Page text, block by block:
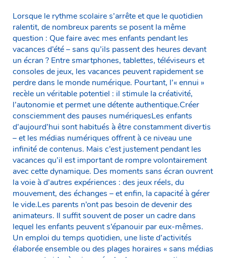
Lorsque le rythme scolaire s’arrête et que le quotidien
ralentit, de nombreux parents se posent la même
question : Que faire avec mes enfants pendant les
vacances d’été – sans qu’ils passent des heures devant
un écran ? Entre smartphones, tablettes, téléviseurs et
consoles de jeux, les vacances peuvent rapidement se
perdre dans le monde numérique. Pourtant, l’« ennui »
recèle un véritable potentiel : il stimule la créativité,
l’autonomie et permet une détente authentique.Créer
consciemment des pauses numériquesLes enfants
d’aujourd’hui sont habitués à être constamment divertis
– et les médias numériques offrent à ce niveau une
infinité de contenus. Mais c’est justement pendant les
vacances qu’il est important de rompre volontairement
avec cette dynamique. Des moments sans écran ouvrent
la voie à d’autres expériences : des jeux réels, du
mouvement, des échanges – et enfin, la capacité à gérer
le vide.Les parents n’ont pas besoin de devenir des
animateurs. Il suffit souvent de poser un cadre dans
lequel les enfants peuvent s’épanouir par eux-mêmes.
Un emploi du temps quotidien, une liste d’activités
élaborée ensemble ou des plages horaires « sans médias